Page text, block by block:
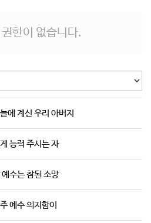
한이 없습니다.
에 계신 우리 아버지
능력 주시는 자
예수는 참된 소망
예수 의지함이